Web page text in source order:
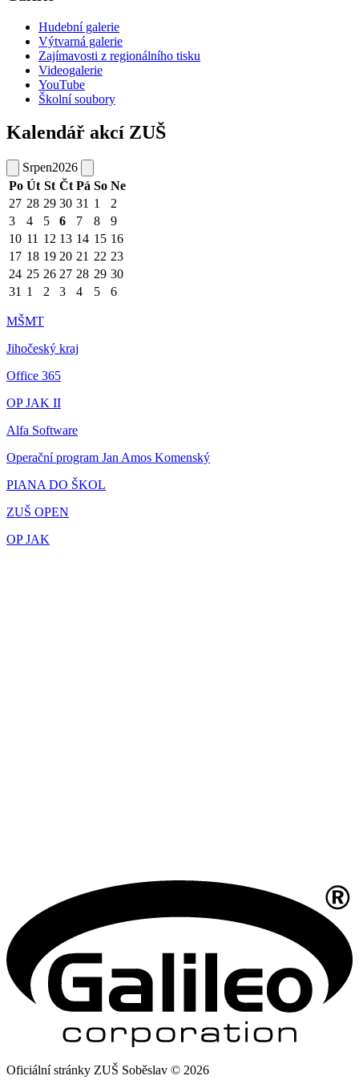
Hudební galerie
Výtvarná galerie
Zajímavosti z regionálního tisku
Videogalerie
YouTube
Školní soubory
Kalendář akcí ZUŠ
Srpen2026
Po Út St Čt Pá So Ne
27 28 29 30 31 1
2
3
4 5 6 7 8
9
10 11 12 13 14 15 16
17 18 19 20 21 22 23
24 25 26 27 28 29 30
31 1 2 3 4 5 6
MŠMT
Jihočeský kraj
Office 365
OP JAK II
Alfa Software
Operační program Jan Amos Komenský
PIANA DO ŠKOL
ZUŠ OPEN
OP JAK
Oficiální stránky ZUŠ Soběslav © 2026